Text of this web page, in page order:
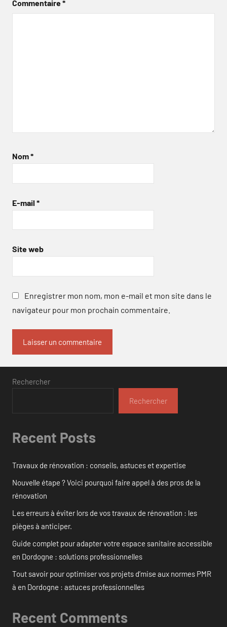
Commentaire*
Nom*
E-mail *
Site web
Enregistrer mon nom, mon e-mail et mon site dans le
navigateur pour mon prochain commentaire.
Rechercher
Rechercher
Recent Posts
Travaux de rénovation : conseils, astuces et expertise
Nouvelle étape ? Voici pourquoi faire appel à des pros de la
rénovation
Les erreurs à éviter lors de vos travaux de rénovation : les
pièges à anticiper.
Guide complet pour adapter votre espace sanitaire accessible
en Dordogne : solutions professionnelles
Tout savoir pour optimiser vos projets d’mise aux normes PMR
à en Dordogne : astuces professionnelles
Recent Comments